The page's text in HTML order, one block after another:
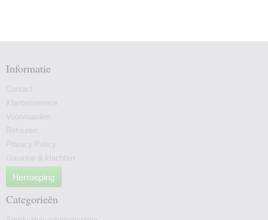
Informatie
Contact
Klantenservice
Voorwaarden
Retouren
Privacy Policy
Garantie & klachten
Herroeping
Categorieën